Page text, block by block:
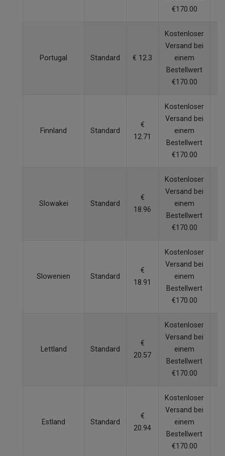
€170.00
Portugal Standard € 12.3
Kostenloser
Versand bei
einem
Bestellwert
€170.00
Finnland Standard
€
12.71
Kostenloser
Versand bei
einem
Bestellwert
€170.00
Slowakei Standard
€
18.96
Kostenloser
Versand bei
einem
Bestellwert
€170.00
Slowenien Standard
€
18.91
Kostenloser
Versand bei
einem
Bestellwert
€170.00
Lettland Standard
€
20.57
Kostenloser
Versand bei
einem
Bestellwert
€170.00
Estland Standard
€
20.94
Kostenloser
Versand bei
einem
Bestellwert
€170.00